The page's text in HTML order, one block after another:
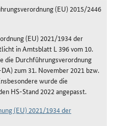
(EU) 2015/2446
(EU) 2021/1934 der
in Amtsblatt L 396 vom 10.
die Durchführungsverordnung
zum 31. November 2021 bzw.
wurde die
HS-Stand 2022 angepasst.
(EU) 2021/1934 der